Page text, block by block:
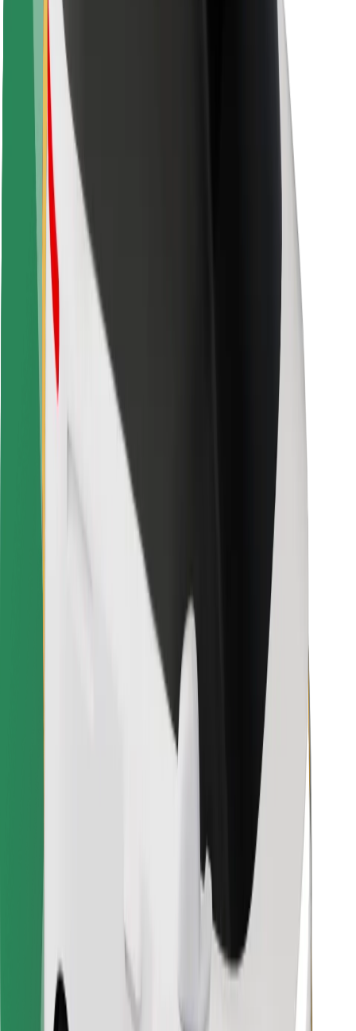
Sigurnosni laboratorij
Gradovi
Lokacije
Gradska rješenja
Zračne luke
Bolt stanice za punjenje
Podrška
Za korisnike
Za vozače
Za dostavljače
Bolt Food
Za vlasnike flota
Za restorane
Bolt for Business
Uvjeti i odredbe
Zatraži vožnju i putuj kroz nekoliko minuta!
Preuzmi aplikaciju Bolt
Pronađi svoje najdraže jelo!
Preuzmi aplikaciju Bolt Food